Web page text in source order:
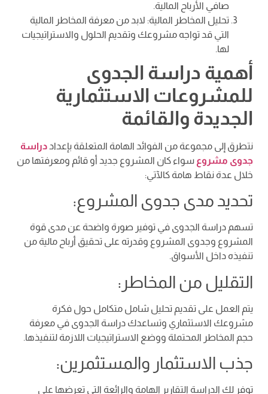
صافي الأرباح المالية.
تحليل المخاطر المالية: لابد من معرفة المخاطر المالية
التي قد تواجه مشروعك وتقديم الحلول والاستراتيجيات
لها.
أهمية دراسة الجدوى
للمشروعات الاستثمارية
الجديدة والقائمة
نتطرق إلى مجموعة من الفوائد الهامة المتعلقة بإعداد دراسة
جدوى مشروع سواء كان المشروع جديد أو قائم ومعرفتها من
خلال عدة نقاط هامة كالآتي:
تحديد مدى جدوى المشروع:
تسهم دراسة الجدوى في توفير صورة واضحة عن مدى قوة
المشروع وجدوى المشروع وقدرته على تحقيق أرباح مالية من
تنفيذه داخل الأسواق.
التقليل من المخاطر:
يتم العمل على تقديم تحليل شامل متكامل حول فكرة
مشروعك الاستثماري وتساعدك دراسة الجدوى في معرفة
حجم المخاطر المحتملة ووضع الاستراتيجيات اللازمة لتنفيذها.
جذب الاستثمار والمستثمرين:
توفر لك الدراسة التقارير الهامة والرائعة التي تعرضها على